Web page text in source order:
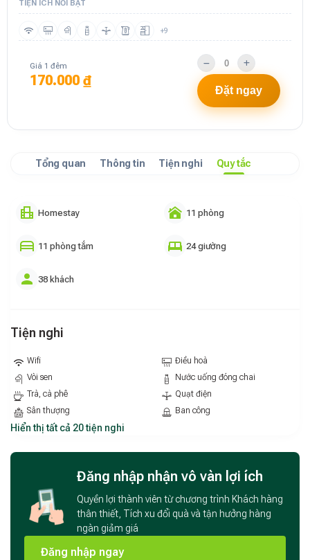
TIỆN ÍCH NỔI BẬT
+9
Giá 1 đêm
170.000 ₫
Đặt ngay
Tổng quan Thông tin Tiện nghi Quy tắc
Homestay 11 phòng
11 phòng tắm 24 giường
38 khách
Tiện nghi
Wifi
Điều hoà
Vòi sen
Nước uống đóng chai
Trà, cà phê
Quạt điện
Sân thượng
Ban công
Hiển thị tất cả 20 tiện nghi
Đăng nhập nhận vô vàn lợi ích
Quyền lợi thành viên từ chương trình Khách hàng
thân thiết, Tích xu đổi quà và tận hưởng hàng
ngàn giảm giá
Đăng nhập ngay